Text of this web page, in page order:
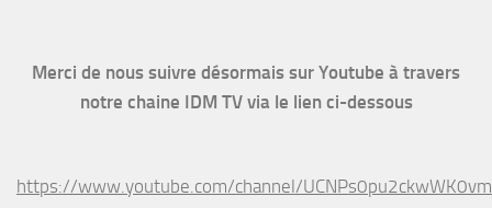
Merci de nous suivre désormais sur Youtube à travers
notre chaine IDM TV via le lien ci-dessous
https://www.youtube.com/channel/